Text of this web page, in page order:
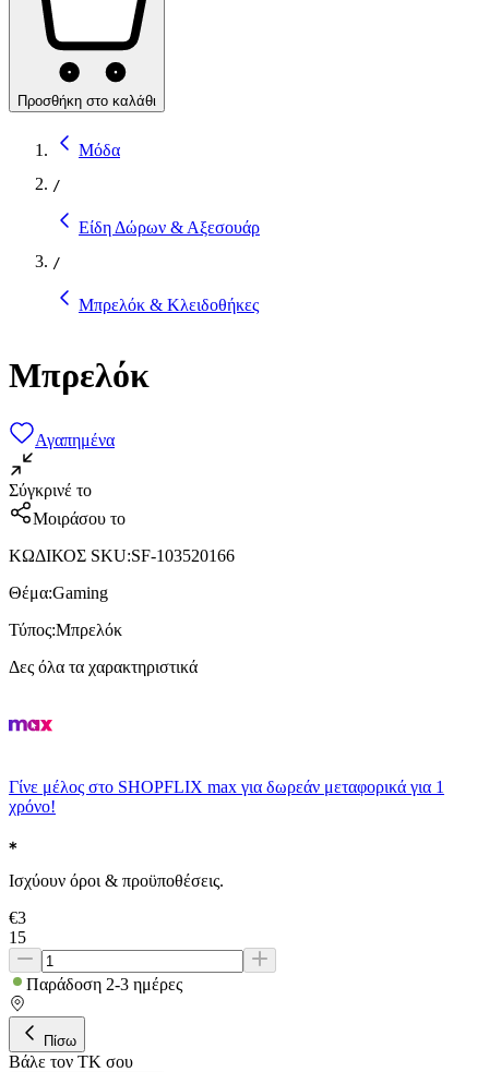
Προσθήκη στο καλάθι
Μόδα
/
Είδη Δώρων & Αξεσουάρ
/
Μπρελόκ & Κλειδοθήκες
Μπρελόκ
Αγαπημένα
Σύγκρινέ το
Μοιράσου το
ΚΩΔΙΚΟΣ SKU:SF-103520166
Θέμα:Gaming
Τύπος:Μπρελόκ
Δες όλα τα χαρακτηριστικά
Γίνε μέλος στο SHOPFLIX max για δωρεάν μεταφορικά για 1
χρόνο!
Ισχύουν όροι & προϋποθέσεις.
€3
15
Παράδοση 2-3 ημέρες
Πίσω
Βάλε τον ΤΚ σου